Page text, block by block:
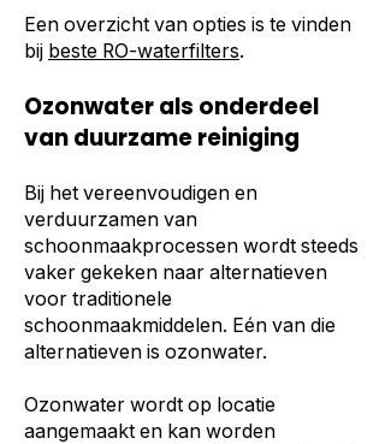
Een overzicht van opties is te vinden
bij beste RO-waterfilters.
Ozonwater als onderdeel
van duurzame reiniging
Bij het vereenvoudigen en
verduurzamen van
schoonmaakprocessen wordt steeds
vaker gekeken naar alternatieven
voor traditionele
schoonmaakmiddelen. Eén van die
alternatieven is ozonwater.
Ozonwater wordt op locatie
aangemaakt en kan worden